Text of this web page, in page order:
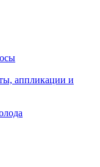
аппликации и